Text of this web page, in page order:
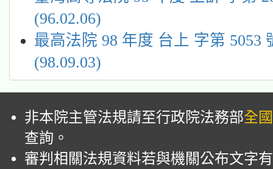
(96.02.06)
最高法院 98 年度 台上 字第 5053
(98.09.03)
非本院主管法規請至行政院法務部全
查詢。
審判相關法規資料若與機關公布文字